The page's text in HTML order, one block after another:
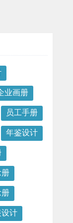
业画册
员工手册
年鉴设计
册
册
设计